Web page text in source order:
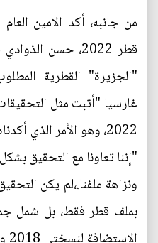
من جانبه، أكد الامين العام
قطر 2022، حسن
"الجزيرة" القطرية
غارسيا "أثبت مثل
2022، وهو الأمر الذي
"إننا تعاونا مع التحقيق
ونزاهة ملفنا.،لم يكن
بملف قطر فقط، بل شمل